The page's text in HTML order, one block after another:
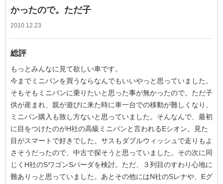
かったので。ただ子
2010.12.23
総評
もっとみんなに見て欲しい車です。
今までミニバンを買うならなんでもいいやっと思っていました。
そもそもミニバンに乗りたいと思った事が無かったので。ただ子
供が産まれ、親が遊びに来た時に車一台での移動が難しくなり、
ミニバン購入も致し方ないと思っていました。そんなんで、最初
に目をつけたのがH社の高級ミニバンと言われるEシオン。見た
目がスマートで好きでした。サスもダブルウィッシュで走りもよ
さそうだったので、中古で探そうと思っていました。その次に同
じくH社のSワゴンSパーダを検討。ただ、３列目のすわり心地に
難ありっと思っていました。あとその他にはN社のSレナや、Eグ